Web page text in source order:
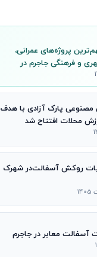
پروژه‌های عمرانی،
و فرهنگی جاجرم در
شهردار
پارک آزادی با هدف
محلات افتتاح شد
اتمام عملیات روکش آسفالت‌در شهرک
آسفالت معابر در جاجرم